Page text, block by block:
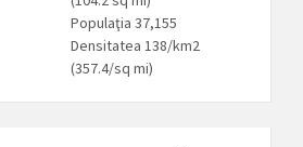
Populaţia 37,155
Densitatea 138/km2
(357.4/sq mi)